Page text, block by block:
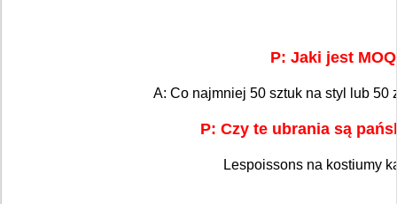
P: Jaki jest
A: Co najmniej 50 sztuk na styl lub 50
P: Czy te ubrania są
Lespoissons na kostiumy